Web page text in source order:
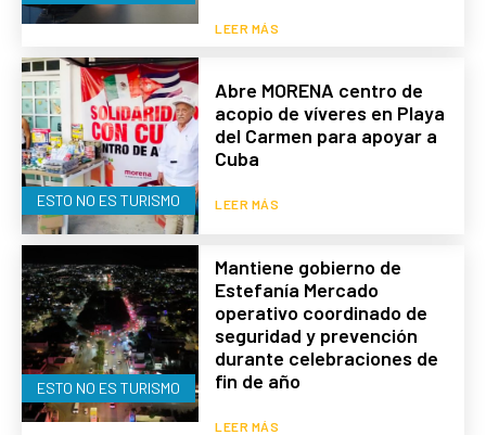
LEER MÁS
ESTO NO ES TURISMO
Abre MORENA centro de
acopio de víveres en Playa
del Carmen para apoyar a
Cuba
LEER MÁS
ESTO NO ES TURISMO
Mantiene gobierno de
Estefanía Mercado
operativo coordinado de
seguridad y prevención
durante celebraciones de
fin de año
LEER MÁS